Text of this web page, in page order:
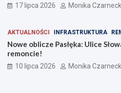
17 lipca 2026 Monika
AKTUALNOŚCI INFRASTRUKTURA
Nowe oblicze Pasłęka: Ulice
remoncie!
10 lipca 2026 Monika